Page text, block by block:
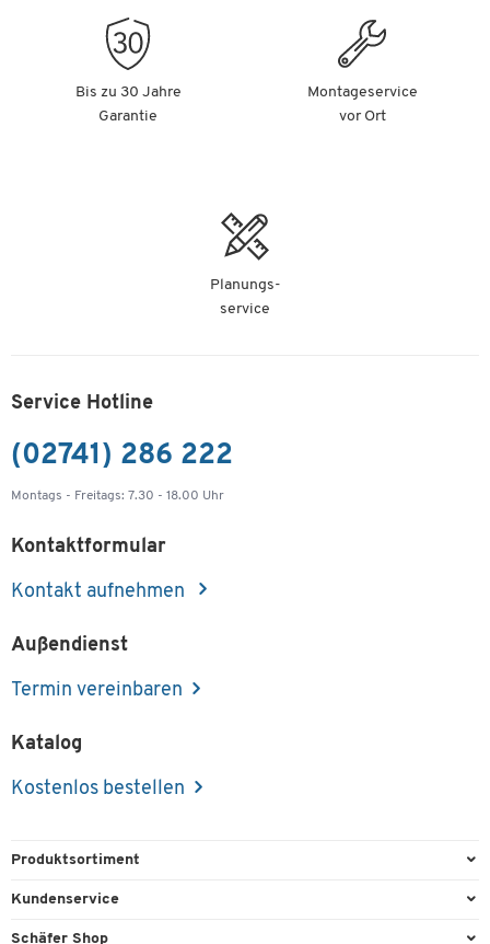
Bis zu 30 Jahre
Garantie
Montageservice
vor Ort
Planungs-
service
Service Hotline
(02741) 286 222
Montags - Freitags: 7.30 - 18.00 Uhr
Kontaktformular
Kontakt aufnehmen
Außendienst
Termin vereinbaren
Katalog
Kostenlos bestellen
Produktsortiment
Büroausstattung
Kundenservice
Direktbestellung
Schäfer Shop